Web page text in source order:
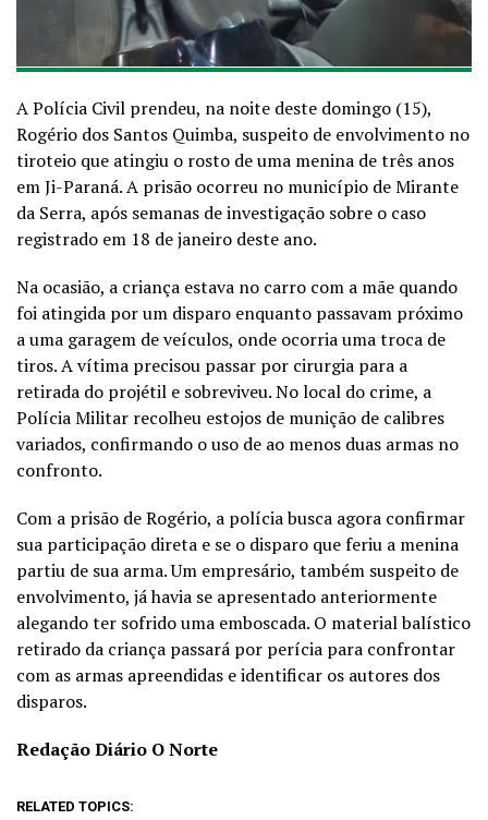
A Polícia Civil prendeu, na noite deste domingo (15),
Rogério dos Santos Quimba, suspeito de envolvimento no
tiroteio que atingiu o rosto de uma menina de três anos
em Ji-Paraná. A prisão ocorreu no município de Mirante
da Serra, após semanas de investigação sobre o caso
registrado em 18 de janeiro deste ano.
Na ocasião, a criança estava no carro com a mãe quando
foi atingida por um disparo enquanto passavam próximo
a uma garagem de veículos, onde ocorria uma troca de
tiros. A vítima precisou passar por cirurgia para a
retirada do projétil e sobreviveu. No local do crime, a
Polícia Militar recolheu estojos de munição de calibres
variados, confirmando o uso de ao menos duas armas no
confronto.
Com a prisão de Rogério, a polícia busca agora confirmar
sua participação direta e se o disparo que feriu a menina
partiu de sua arma. Um empresário, também suspeito de
envolvimento, já havia se apresentado anteriormente
alegando ter sofrido uma emboscada. O material balístico
retirado da criança passará por perícia para confrontar
com as armas apreendidas e identificar os autores dos
disparos.
Redação Diário O Norte
RELATED TOPICS: